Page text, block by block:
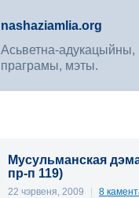
nashaziamlia.org
Асьветна-адукацыйны,
праграмы, мэты.
Мусульманская
пр-п 119)
22 чэрвеня, 2009 | 8